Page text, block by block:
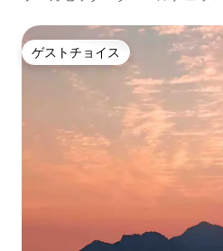
ゲストチョイス
ゲストチョイス